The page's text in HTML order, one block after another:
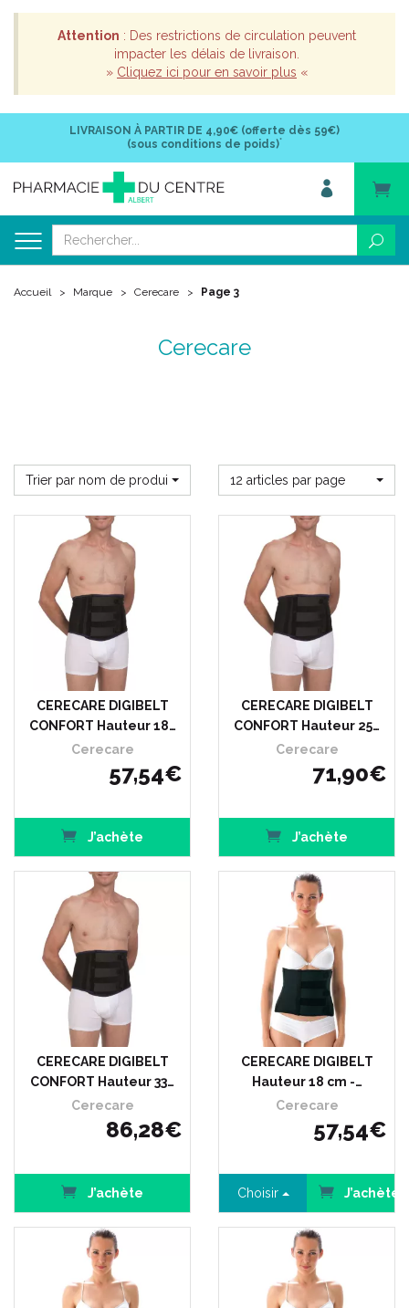
Attention : Des restrictions de circulation peuvent
impacter les délais de livraison.
» Cliquez ici pour en savoir plus «
LIVRAISON À PARTIR DE 4,90€ (offerte dès 59€)
(sous conditions de poids)*
Accueil Marque Cerecare Page 3
Cerecare
Trier par nom de produit 12 articles par page
CERECARE DIGIBELT
CONFORT Hauteur 18…
Cerecare
57,54€
J’achète
CERECARE DIGIBELT
CONFORT Hauteur 25…
Cerecare
71,90€
J’achète
CERECARE DIGIBELT
CONFORT Hauteur 33…
Cerecare
86,28€
J’achète
CERECARE DIGIBELT
Hauteur 18 cm -…
Cerecare
57,54€
Choisir J’achète